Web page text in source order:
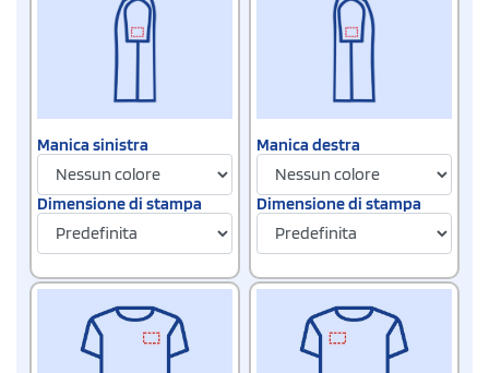
Manica sinistra
Dimensione di stampa
Manica destra
Dimensione di stampa